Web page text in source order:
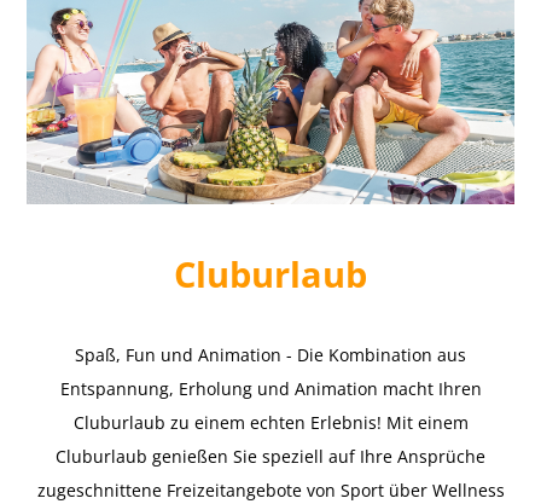
Cluburlaub
Spaß, Fun und Animation - Die Kombination aus
Entspannung, Erholung und Animation macht Ihren
Cluburlaub zu einem echten Erlebnis! Mit einem
Cluburlaub genießen Sie speziell auf Ihre Ansprüche
zugeschnittene Freizeitangebote von Sport über Wellness